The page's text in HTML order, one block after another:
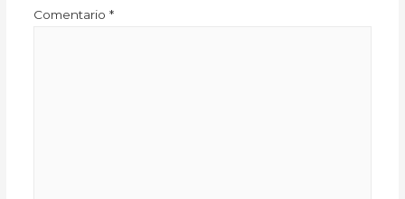
Comentario *